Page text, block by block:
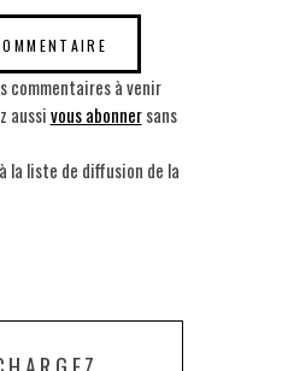
commentaires à venir
aussivous abonnersans
la liste de diffusion de la